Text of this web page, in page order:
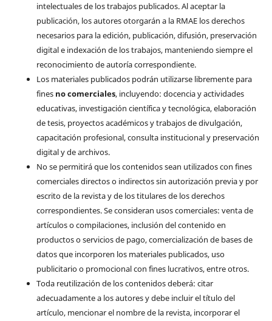
intelectuales de los trabajos publicados. Al aceptar la
publicación, los autores otorgarán a la RMAE los derechos
necesarios para la edición, publicación, difusión, preservación
digital e indexación de los trabajos, manteniendo siempre el
reconocimiento de autoría correspondiente.
Los materiales publicados podrán utilizarse libremente para
fines no comerciales, incluyendo: docencia y actividades
educativas, investigación científica y tecnológica, elaboración
de tesis, proyectos académicos y trabajos de divulgación,
capacitación profesional, consulta institucional y preservación
digital y de archivos.
No se permitirá que los contenidos sean utilizados con fines
comerciales directos o indirectos sin autorización previa y por
escrito de la revista y de los titulares de los derechos
correspondientes. Se consideran usos comerciales: venta de
artículos o compilaciones, inclusión del contenido en
productos o servicios de pago, comercialización de bases de
datos que incorporen los materiales publicados, uso
publicitario o promocional con fines lucrativos, entre otros.
Toda reutilización de los contenidos deberá: citar
adecuadamente a los autores y debe incluir el título del
artículo, mencionar el nombre de la revista, incorporar el